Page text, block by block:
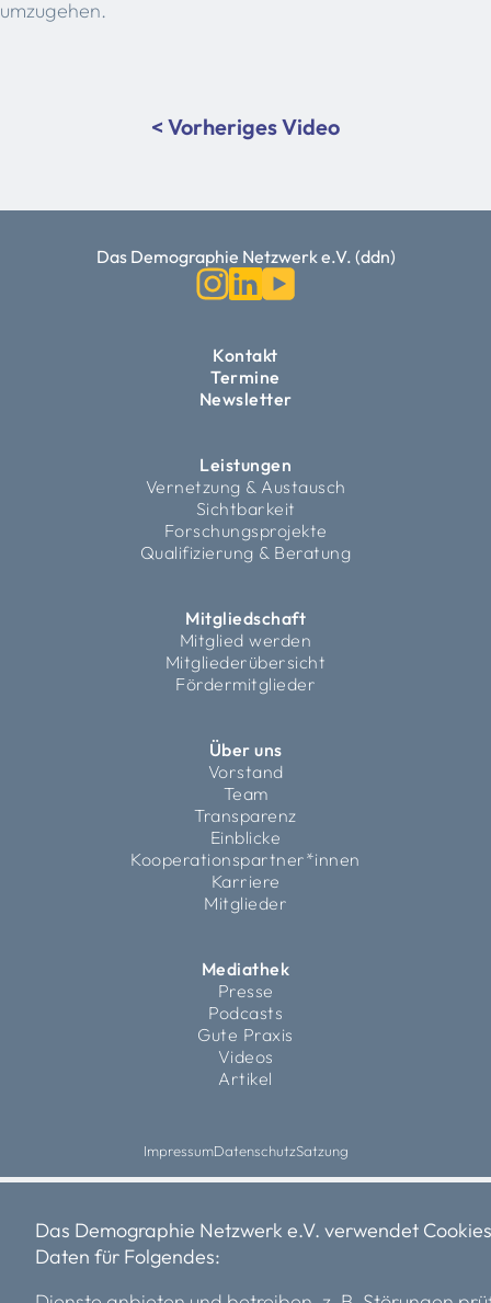
umzugehen.
< Vorheriges Video
Das Demographie Netzwerk e.V. (ddn)
Kontakt
Termine
Newsletter
Leistungen
Vernetzung & Austausch
Sichtbarkeit
Forschungsprojekte
Qualifizierung & Beratung
Mitgliedschaft
Mitglied werden
Mitgliederübersicht
Fördermitglieder
Über uns
Vorstand
Team
Transparenz
Einblicke
Kooperationspartner*innen
Karriere
Mitglieder
Mediathek
Presse
Podcasts
Gute Praxis
Videos
Artikel
ImpressumDatenschutzSatzung
Das Demographie Netzwerk e.V. verwendet
Daten für Folgendes: